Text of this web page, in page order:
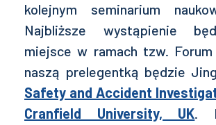
kolejnym seminarium
Najbliższe wystąpienie
miejsce w ramach tzw.
naszą prelegentką będzie
Safety and Accident
Cranfield University, UK.